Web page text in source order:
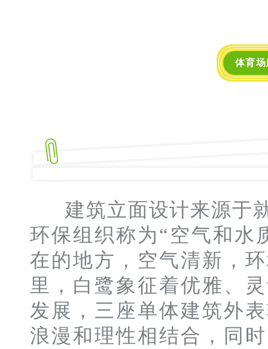
体育
建筑立面设计来源于
环保组织称为“空气和水
在的地方，空气清新，
里，白鹭象征着优雅、
发展，三座单体建筑外
浪漫和理性相结合，同